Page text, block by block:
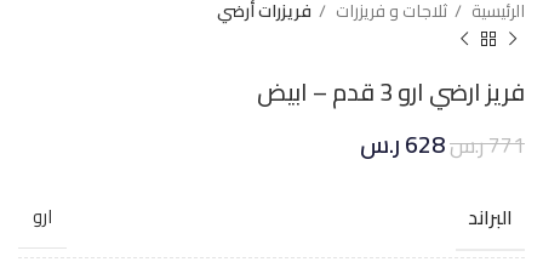
الرئيسية ثلاجات و فريزرات فريزرات أرضي
فريز ارضي ارو 3 قدم – ابيض
771ر.س628ر.س
البراند ارو